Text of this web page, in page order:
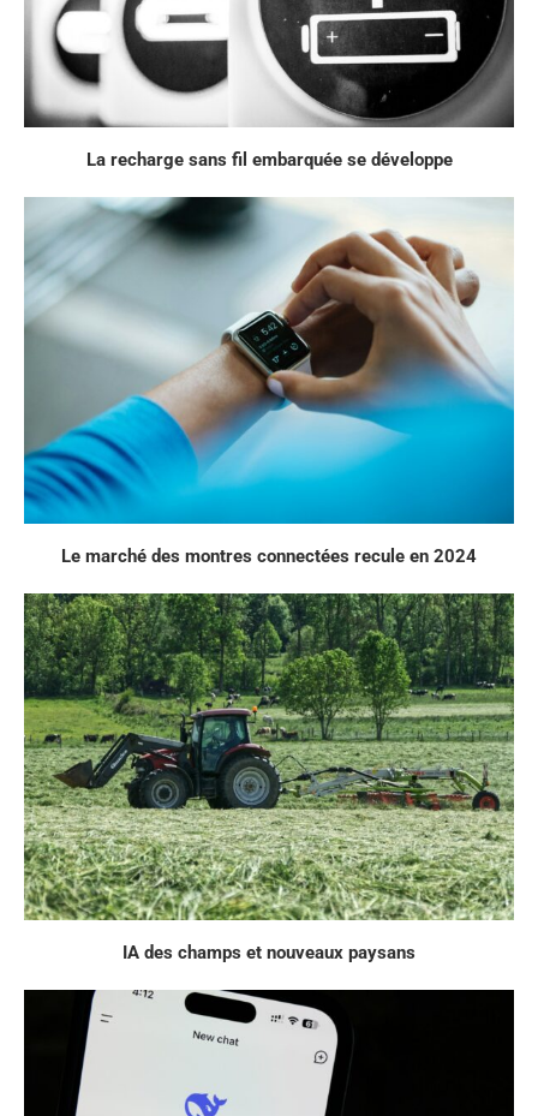
La recharge sans fil embarquée se développe
Le marché des montres connectées recule en 2024
IA des champs et nouveaux paysans